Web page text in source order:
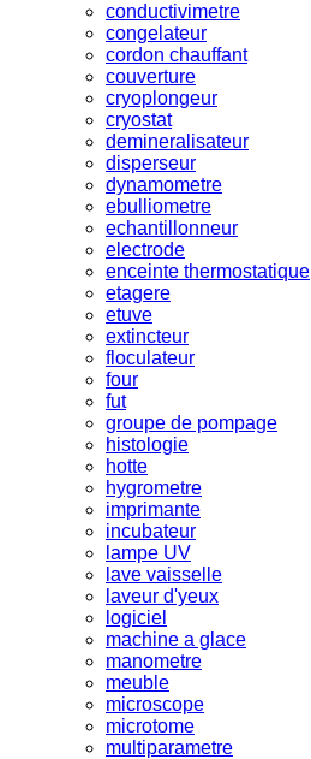
conductivimetre
congelateur
cordon chauffant
couverture
cryoplongeur
cryostat
demineralisateur
disperseur
dynamometre
ebulliometre
echantillonneur
electrode
enceinte thermostatique
etagere
etuve
extincteur
floculateur
four
fut
groupe de pompage
histologie
hotte
hygrometre
imprimante
incubateur
lampe UV
lave vaisselle
laveur d'yeux
logiciel
machine a glace
manometre
meuble
microscope
microtome
multiparametre